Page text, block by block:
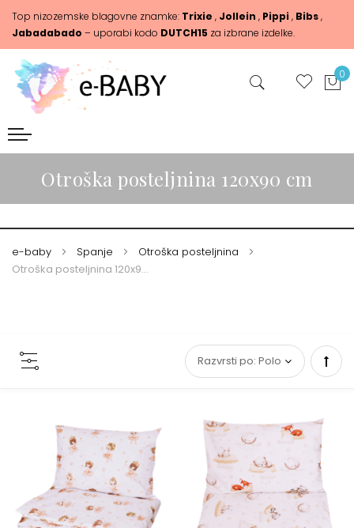
Top nizozemske blagovne znamke: Trixie , Jollein , Pippi, Bibs,
Jabadabado – uporabi kodo DUTCH15 za izbrane izdelke.
0
Otroška posteljnina 120x90 cm
e-baby Spanje
Otroška posteljnina
Otroška posteljnina 120x90 cm
Set